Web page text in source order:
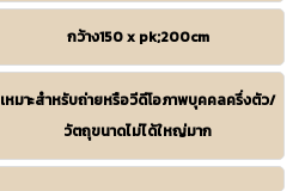
กว้าง150 x pk;200cm
เหมาะสำหรับถ่ายหรือวีดีโอภาพบุคคลครึ่งตัว/
วัตถุขนาดไม่ได้ใหญ่มาก